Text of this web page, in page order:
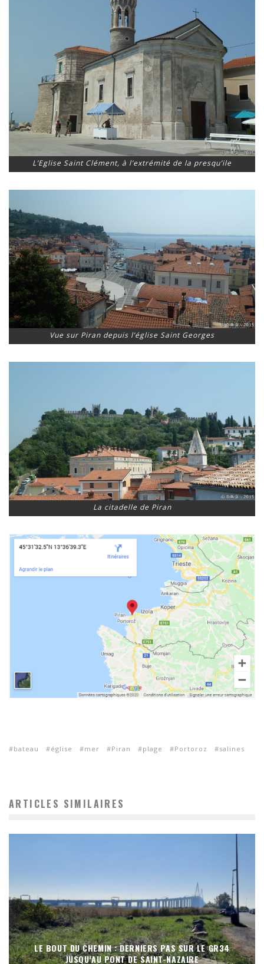
L’Eglise Saint Clément, à l’extrémité de la presqu’ile
Vue sur Piran depuis l’église Saint Georges
La citadelle de Piran
bateau église mer Piran plage Portoroz salines
ARTICLES SIMILAIRES
LE BOUT DU CHEMIN : DERNIERS PAS SUR LE GR34
JUSQU’AU PONT DE SAINT-NAZAIRE